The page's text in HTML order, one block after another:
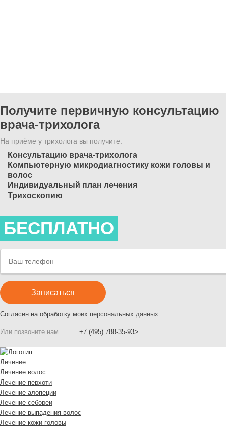
Получите первичную консультацию
врача-трихолога
На приёме у трихолога вы получите:
Консультацию врача-трихолога
Компьютерную микродиагностику кожи головы и
волос
Индивидуальный план лечения
Трихоскопию
БЕСПЛАТНО
Согласен на обработку моих персональных данных
Или позвоните нам +7 (495) 788-35-93>
Лечение
Лечение волос
Лечение перхоти
Лечение алопеции
Лечение себореи
Лечение выпадения волос
Лечение кожи головы